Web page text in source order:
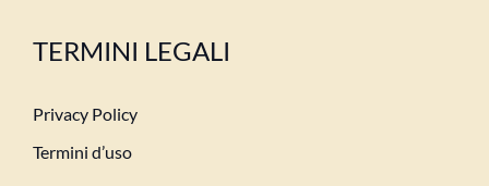
TERMINI LEGALI
Privacy Policy
Termini d’uso